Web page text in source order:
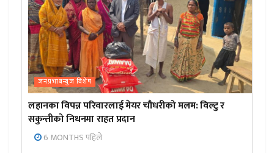
जनप्रभाबन्युज विशेष
लहानका विपन्न परिवारलाई मेयर चौधरीको मलम: विल्टु र
सकुन्तीको निधनमा राहत प्रदान
6 MONTHS पहिले